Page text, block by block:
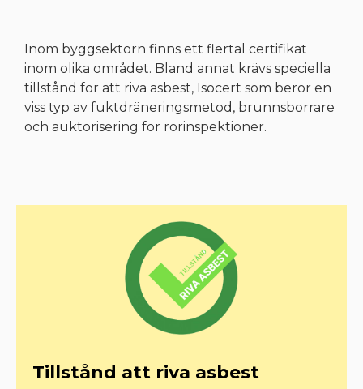
Inom byggsektorn finns ett flertal certifikat
inom olika området. Bland annat krävs speciella
tillstånd för att riva asbest, Isocert som berör en
viss typ av fuktdräneringsmetod, brunnsborrare
och auktorisering för rörinspektioner.
Tillstånd att riva asbest